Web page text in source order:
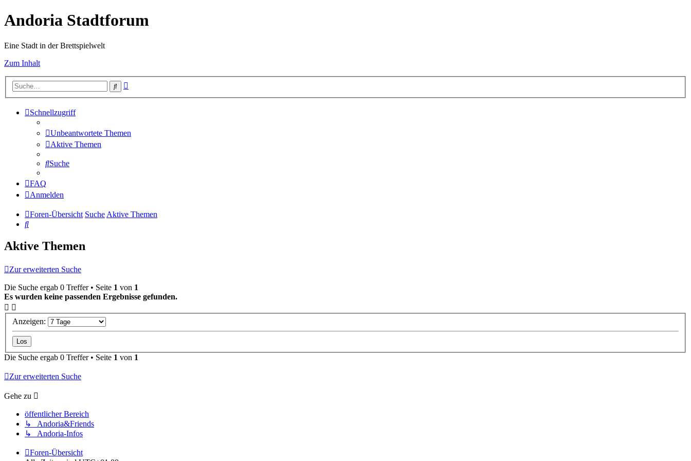
Andoria Stadtforum
Eine Stadt in der Brettspielwelt
Zum Inhalt
Suche
Schnellzugriff
Unbeantwortete Themen
Aktive Themen
Suche
FAQ
Anmelden
Foren-Übersicht SucheAktive Themen
Suche
Aktive Themen
Zur erweiterten Suche
Die Suche ergab 0 Treffer • Seite 1 von 1
Es wurden keine passenden Ergebnisse gefunden.
Anzeigen:
Die Suche ergab 0 Treffer • Seite 1 von 1
Zur erweiterten Suche
Gehe zu
öffentlicher Bereich
↳ Andoria&Friends
↳ Andoria-Infos
Foren-Übersicht